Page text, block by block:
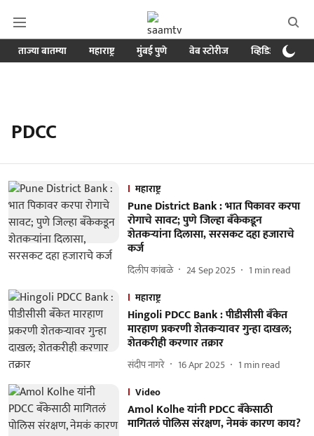
ताज्या बातम्या महाराष्ट्र मुंबई पुणे वेब स्टोरीज व्हिडिओ
PDCC
महाराष्ट्र
Pune District Bank : भात पिकावर करपा
रोगाचे सावट; पुणे जिल्हा बँकेकडून
शेतकऱ्यांना दिलासा, सरसकट दहा हजाराचे
कर्ज
दिलीप कांबळे 24 Sep 2025 1 min read
महाराष्ट्र
Hingoli PDCC Bank : पीडीसीसी बँकेत
मारहाण प्रकरणी शेतकऱ्यावर गुन्हा दाखल;
शेतकरीही करणार तक्रार
संदीप नागरे 16 Apr 2025 1 min read
Video
Amol Kolhe यांनी PDCC बँकेसाठी
मागितलं पोलिस संरक्षण, नेमकं कारण काय?